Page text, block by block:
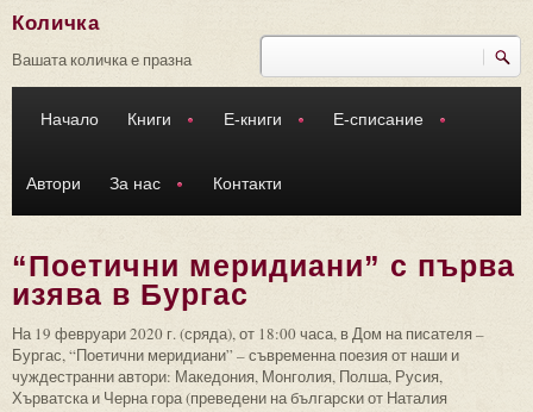
Търси
Количка
Вашата количка е празна
Начало Книги Е-книги Е-списание
Автори За нас Контакти
“Поетични меридиани” с първа
изява в Бургас
На 19 февруари 2020 г. (сряда), от 18:00 часа, в Дом на писателя –
Бургас, “Поетични меридиани” – съвременна поезия от наши и
чуждестранни автори: Македония, Монголия, Полша, Русия,
Хърватска и Черна гора (преведени на български от Наталия